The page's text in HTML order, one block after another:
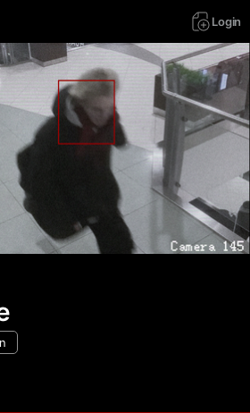
Login